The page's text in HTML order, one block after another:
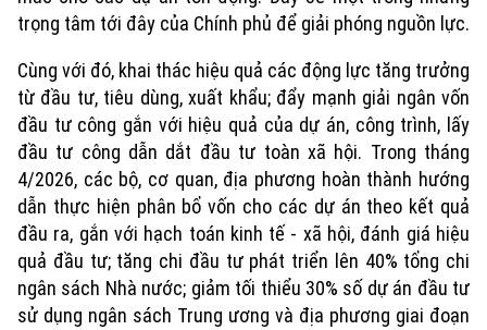
Chuyên mục
Thời sự
trọng tâm tới đây của Chính phủ để giải phóng nguồn lực.
Cùng với đó, khai thác hiệu quả các động lực tăng trưởng
từ đầu tư, tiêu dùng, xuất khẩu; đẩy mạnh giải ngân vốn
đầu tư công gắn với hiệu quả của dự án, công trình, lấy
đầu tư công dẫn dắt đầu tư toàn xã hội. Trong tháng
4/2026, các bộ, cơ quan, địa phương hoàn thành hướng
dẫn thực hiện phân bổ vốn cho các dự án theo kết quả
đầu ra, gắn với hạch toán kinh tế - xã hội, đánh giá hiệu
quả đầu tư; tăng chi đầu tư phát triển lên 40% tổng chi
ngân sách Nhà nước; giảm tối thiểu 30% số dự án đầu tư
sử dụng ngân sách Trung ương và địa phương giai đoạn